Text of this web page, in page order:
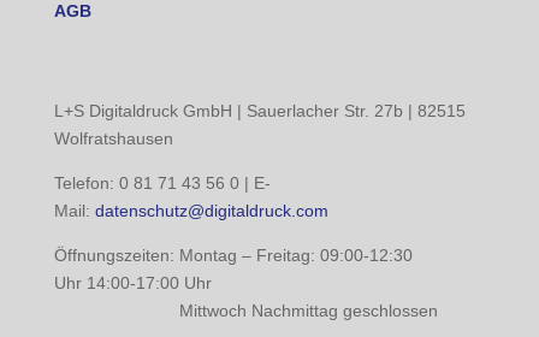
AGB
L+S Digitaldruck GmbH | Sauerlacher Str. 27b | 82515
Wolfratshausen
Telefon: 0 81 71 43 56 0 | E-
Mail: datenschutz@digitaldruck.com
Öffnungszeiten: Montag – Freitag: 09:00-12:30
Uhr 14:00-17:00 Uhr
Mittwoch Nachmittag geschlossen